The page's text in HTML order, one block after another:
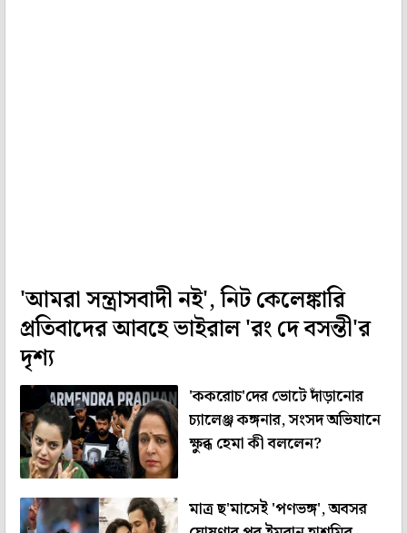
'আমরা সন্ত্রাসবাদী নই', নিট কেলেঙ্কারি
প্রতিবাদের আবহে ভাইরাল 'রং দে বসন্তী'র
দৃশ্য
'ককরোচ'দের ভোটে দাঁড়ানোর
চ্যালেঞ্জ কঙ্গনার, সংসদ অভিযানে
ক্ষুব্ধ হেমা কী বললেন?
মাত্র ছ'মাসেই 'পণভঙ্গ', অবসর